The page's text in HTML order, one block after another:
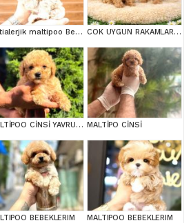
Antialerjik maltipoo Bebeklerim COK UYGUN RAKAMLARA GERÇEK MALTİPOO YAVRULAR
MALTİPOO CİNSİ YAVRULAR EV ÜRETİMİ MALTİPO CİNSİ
BEBEKLERIM MALTIPOO BEBEKLERIM